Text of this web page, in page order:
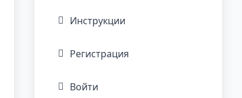
Инструкции
Регистрация
Войти